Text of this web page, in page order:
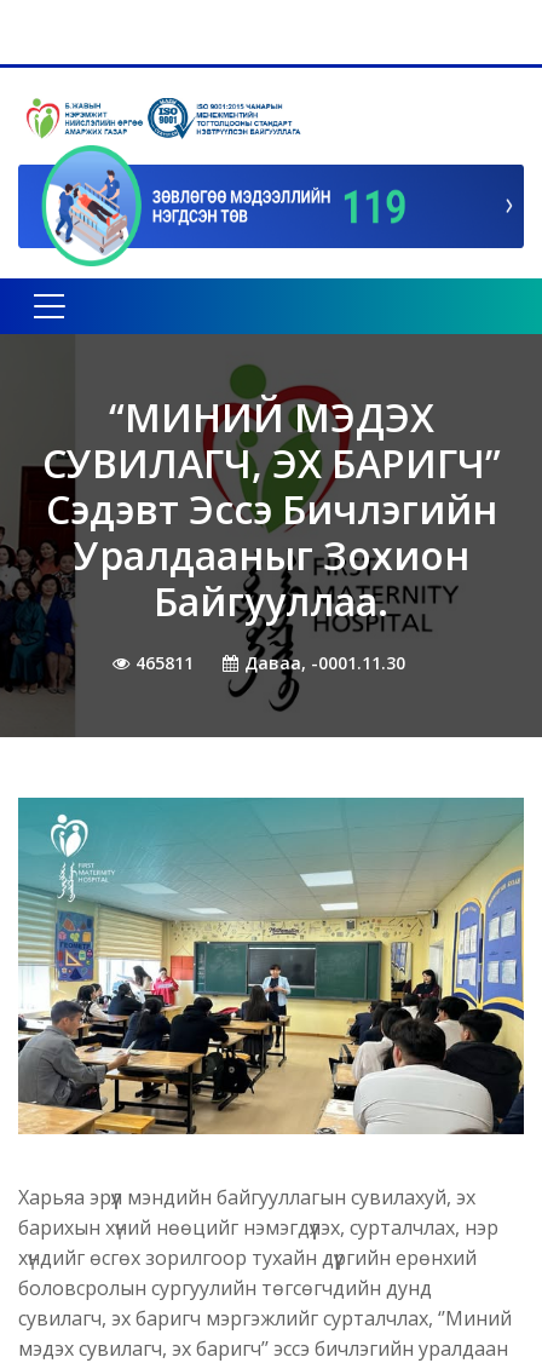
Toggle navigation
“МИНИЙ МЭДЭХ
СУВИЛАГЧ, ЭХ БАРИГЧ”
Сэдэвт Эссэ Бичлэгийн
Уралдааныг Зохион
Байгууллаа.
465811 Даваа, -0001.11.30
Харьяа эрүүл мэндийн байгууллагын сувилахуй, эх
барихын хүний нөөцийг нэмэгдүүлэх, сурталчлах, нэр
хүндийг өсгөх зорилгоор тухайн дүүргийн ерөнхий
боловсролын сургуулийн төгсөгчдийн дунд
сувилагч, эх баригч мэргэжлийг сурталчлах, ‘’Миний
мэдэх сувилагч, эх баригч’’ эссэ бичлэгийн уралдаан